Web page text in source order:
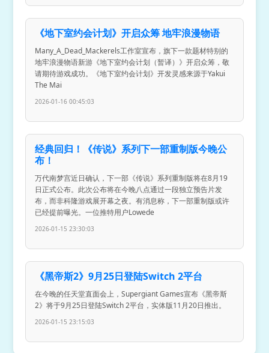
《地下室约会计划》开启众筹 地牢浪漫物语
Many_A_Dead_Mackerels工作室宣布，旗下一款题材特别的
地牢浪漫物语新游《地下室约会计划（暂译）》开启众筹，敬
请期待游戏成功。《地下室约会计划》开发灵感来源于Yakui
The Mai
2026-01-16 00:45:03
经典回归！《传说》系列下一部重制版今晚公
布！
万代南梦宫近日确认，下一部《传说》系列重制版将在8月19
日正式公布。此次公布将在今晚八点通过一段独立预告片发
布，而非科隆游戏展开幕之夜。有消息称，下一部重制版或许
已经提前曝光。一位推特用户Lowede
2026-01-15 23:30:03
《黑帝斯2》9月25日登陆Switch 2平台
在今晚的任天堂直面会上，Supergiant Games宣布《黑帝斯
2》将于9月25日登陆Switch 2平台，实体版11月20日推出。
2026-01-15 23:15:03